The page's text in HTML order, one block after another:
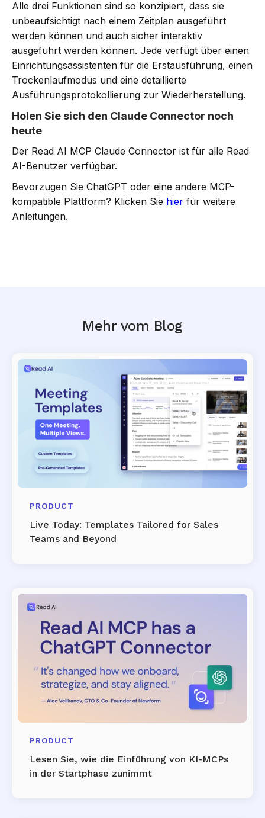
Alle drei Funktionen sind so konzipiert, dass sie
unbeaufsichtigt nach einem Zeitplan ausgeführt
werden können und auch sicher interaktiv
ausgeführt werden können. Jede verfügt über einen
Einrichtungsassistenten für die Erstausführung, einen
Trockenlaufmodus und eine detaillierte
Ausführungsprotokollierung zur Wiederherstellung.
Holen Sie sich den Claude Connector noch
heute
Der Read AI MCP Claude Connector ist für alle Read
AI-Benutzer verfügbar.
Bevorzugen Sie ChatGPT oder eine andere MCP-
kompatible Plattform? Klicken Sie hier für weitere
Anleitungen.
Mehr vom Blog
PRODUCT
Live Today: Templates Tailored for Sales
Teams and Beyond
PRODUCT
Lesen Sie, wie die Einführung von KI-MCPs
in der Startphase zunimmt